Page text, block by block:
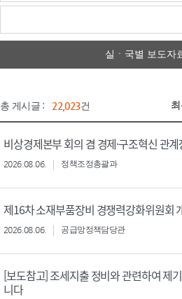
실ㆍ국별 보도자
총 게시글 : 22,023건
비상경제본부 회의 겸 경제·구조혁신 관
2026.08.06. 정책조정총괄과
제16차 소재부품장비 경쟁력강화위원회
2026.08.06. 공급망정책담당관
[보도참고] 조세지출 정비와 관련하여 제
니다